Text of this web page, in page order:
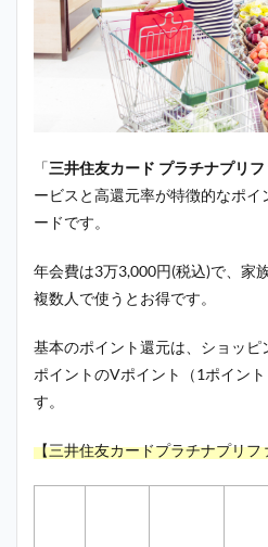
「三井住友カード プラチナプリフ
ービスと高還元率が特徴的なポイ
ードです。
年会費は3万3,000円(税込)で、家
複数人で使うとお得です。
基本のポイント還元は、ショッ
ポイントのVポイント（1ポイン
す。
【三井住友カードプラチナプリフ